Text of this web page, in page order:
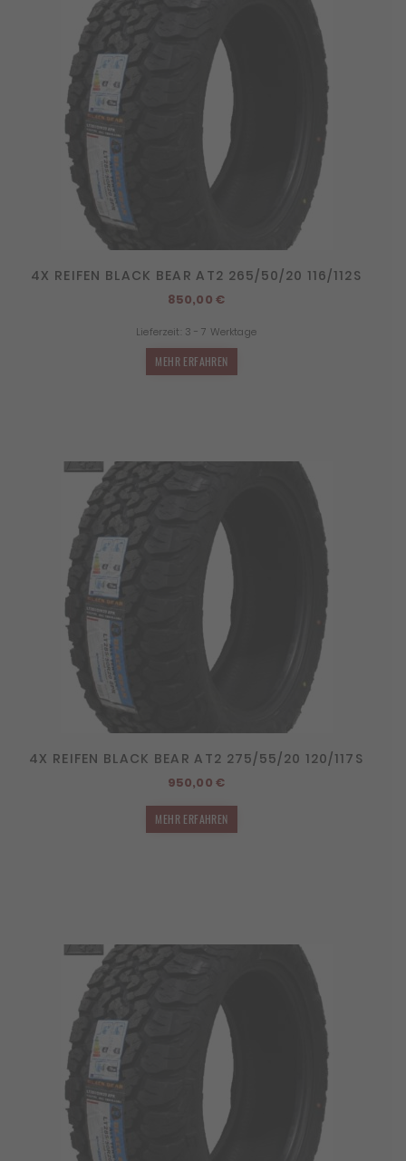
4X REIFEN BLACK BEAR AT2 265/50/20 116/112S
850,00 €
Lieferzeit: 3 - 7 Werktage
MEHR ERFAHREN
4X REIFEN BLACK BEAR AT2 275/55/20 120/117S
950,00 €
MEHR ERFAHREN